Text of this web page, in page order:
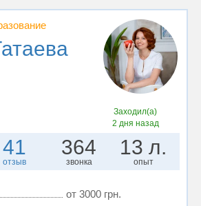
Заходил(а)
2 дня назад
41
отзыв
364
звонка
13 л.
опыт
от 3000 грн.